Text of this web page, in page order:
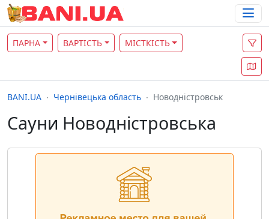
ПАРНА ВАРТІСТЬ МІСТКІСТЬ
BANI.UA Чернівецька область Новодністровськ
Сауни Новодністровська